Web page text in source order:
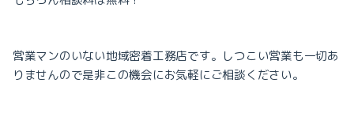
営業マンのいない地域密着工務店です。 しつこい営業も一切あ
りませんので是非この機会にお気軽にご相談ください。